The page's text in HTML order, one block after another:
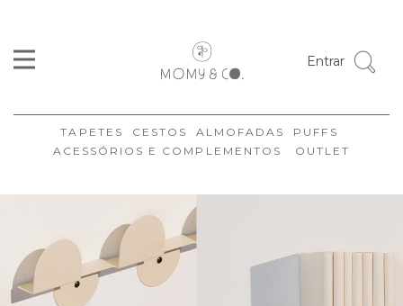
Entrar
TAPETES CESTOS ALMOFADAS
PUFFS
ACESSÓRIOS E COMPLEMENTOS
OUTLET